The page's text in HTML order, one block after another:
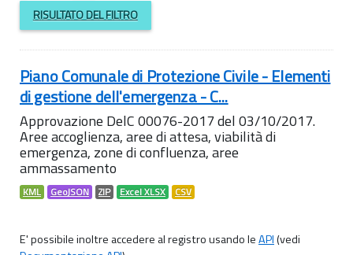
RISULTATO DEL FILTRO
Piano Comunale di Protezione Civile - Elementi
di gestione dell'emergenza - C...
Approvazione DelC 00076-2017 del 03/10/2017.
Aree accoglienza, aree di attesa, viabilità di
emergenza, zone di confluenza, aree
ammassamento
KML GeoJSON ZIP Excel XLSX CSV
E' possibile inoltre accedere al registro usando leAPI(vedi